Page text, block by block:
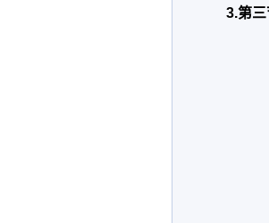
3.第